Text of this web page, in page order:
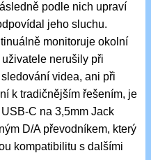
podle nich upraví
jeho sluchu.
monitoruje okolní
nerušily při
videa, ani při
k tradičnějším řešením, je
C na 3,5mm Jack
D/A převodníkem, který
kompatibilitu s dalšími